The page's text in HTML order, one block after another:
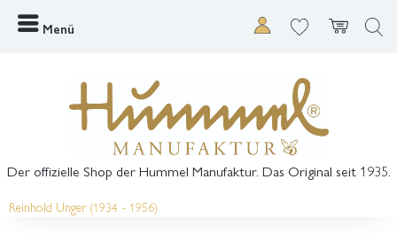
Menü
Der offizielle Shop der Hummel Manufaktur. Das Original seit 1935.
Reinhold Unger (1934 - 1956)